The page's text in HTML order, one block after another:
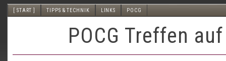
[ START ] TIPPS & TECHNIK LINKS POCG
POCG Treffen